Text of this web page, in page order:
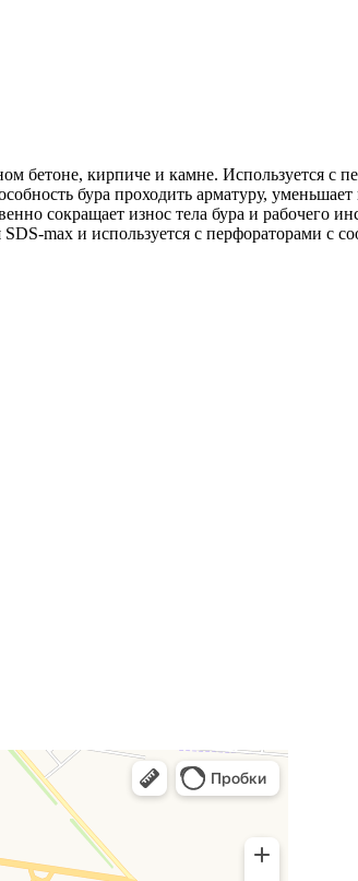
бетоне, кирпиче и камне. Используется с
бура проходить арматуру,
сокращает износ тела бура и рабочего
max и используется с перфораторами с